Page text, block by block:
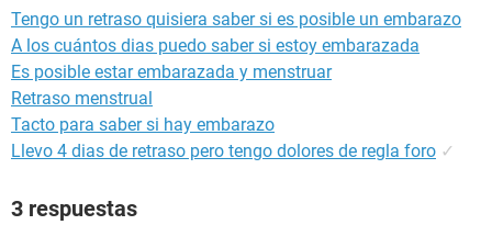
Tengo un retraso quisiera saber si es posible un embarazo
A los cuántos dias puedo saber si estoy embarazada
Es posible estar embarazada y menstruar
Retraso menstrual
Tacto para saber si hay embarazo
Llevo 4 dias de retraso pero tengo dolores de regla foro ✓
3 respuestas